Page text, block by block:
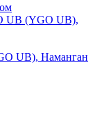
UB (YGO UB),
UB), Наманган